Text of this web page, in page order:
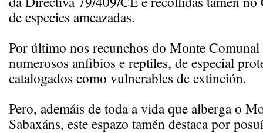
de especies ameazadas.
Por último nos recunchos do Monte Comunal
numerosos anfibios e reptiles, de especial
catalogados como vulnerables de extinción.
Pero, ademáis de toda a vida que alberga o
Sabaxáns, este espazo tamén destaca por